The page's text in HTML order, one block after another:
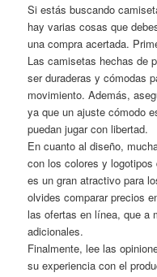
Si estás buscando
hay varias cosas que
una compra acertada.
Las camisetas hechas de
ser duraderas y cómodas
movimiento. Además,
ya que un ajuste cómodo
puedan jugar con libertad.
En cuanto al diseño,
con los colores y
es un gran atractivo para
olvides comparar precios
las ofertas en línea, que a
adicionales.
Finalmente, lee las
su experiencia con el